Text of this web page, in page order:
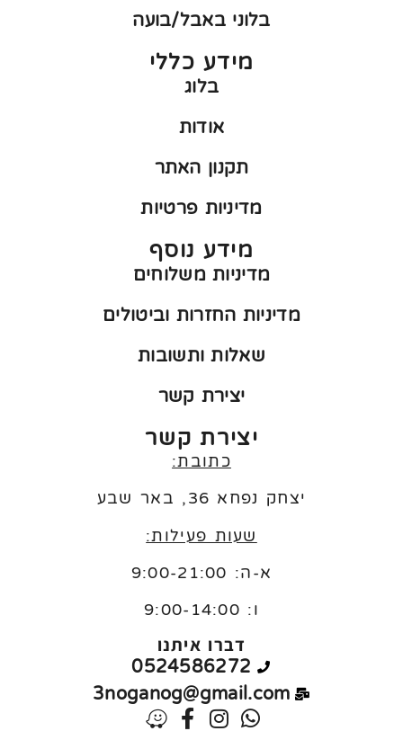
בלוני באבל/בועה
מידע כללי
בלוג
אודות
תקנון האתר
מדיניות פרטיות
מידע נוסף
מדיניות משלוחים
מדיניות החזרות וביטולים
שאלות ותשובות
יצירת קשר
יצירת קשר
כתובת:
יצחק נפחא 36, באר שבע
שעות פעילות:
א-ה: 9:00-21:00
ו: 9:00-14:00
דברו איתנו
0524586272
3noganog@gmail.com